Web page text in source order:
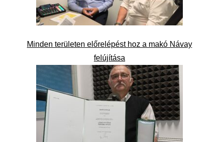
Minden területen előrelépést hoz a makó Návay
felújítása